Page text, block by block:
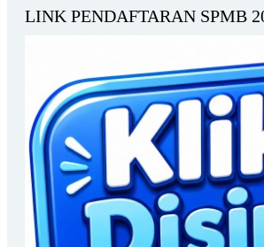
LINK PENDAFTARAN SPMB